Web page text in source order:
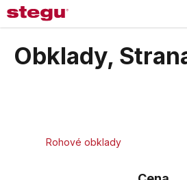
Přejít
na
obsah
Obklady,
Rohové obklady
K
o